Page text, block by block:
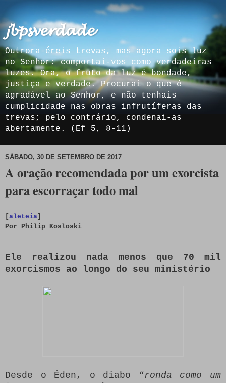
𝓳𝓫𝓹𝓼𝓿𝓮𝓻𝓭𝓪𝓭𝓮
Outrora éreis trevas, mas agora sois luz
no Senhor: comportai-vos como verdadeiras
luzes. Ora, o fruto da luz é bondade,
justiça e verdade. Procurai o que é
agradável ao Senhor, e não tenhais
cumplicidade nas obras infrutíferas das
trevas; pelo contrário, condenai-as
abertamente. (Ef 5, 8-11)
SÁBADO, 30 DE SETEMBRO DE 2017
A oração recomendada por um exorcista
para escorraçar todo mal
[aleteia]
Por Philip Kosloski
Ele realizou nada menos que 70 mil
exorcismos ao longo do seu ministério
Desde o Éden, o diabo “ronda como um